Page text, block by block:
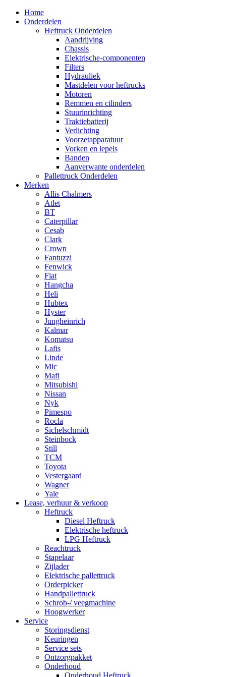
Home
Onderdelen
Heftruck Onderdelen
Aandrijving
Chassis
Elektrische-componenten
Filters
Hydrauliek
Mastdelen voor heftrucks
Motoren
Remmen en cilinders
Stuurinrichting
Traktiebatterij
Verlichting
Voorzetapparatuur
Vorken en lepels
Banden
Aanverwante onderdelen
Pallettruck Onderdelen
Merken
Allis Chalmers
Atlet
BT
Caterpillar
Cesab
Clark
Crown
Fantuzzi
Fenwick
Fiat
Hangcha
Heli
Hubtex
Hyster
Jungheinrich
Kalmar
Komatsu
Lafis
Linde
Mic
Mafi
Mitsubishi
Nissan
Nyk
Pimespo
Rocla
Sichelschmidt
Steinbock
Still
TCM
Toyota
Vestergaard
Wagner
Yale
Lease, verhuur & verkoop
Heftruck
Diesel Heftruck
Elektrische heftruck
LPG Heftruck
Reachtruck
Stapelaar
Zijlader
Elektrische pallettruck
Orderpicker
Handpallettruck
Schrob-/ veegmachine
Hoogwerker
Service
Storingsdienst
Keuringen
Service sets
Ontzorgpakket
Onderhoud
Onderhoud Heftruck